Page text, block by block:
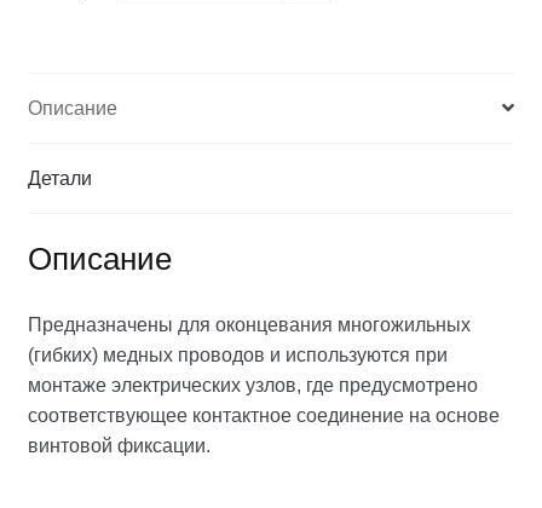
Описание
Детали
Описание
Предназначены для оконцевания многожильных
(гибких) медных проводов и используются при
монтаже электрических узлов, где предусмотрено
соответствующее контактное соединение на основе
винтовой фиксации.